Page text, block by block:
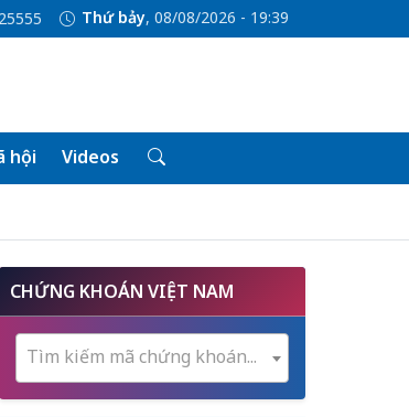
Thứ bảy, 08/08/2026 - 19:39
hội Videos
CHỨNG KHOÁN VIỆT NAM
Tìm kiếm mã chứng khoán...